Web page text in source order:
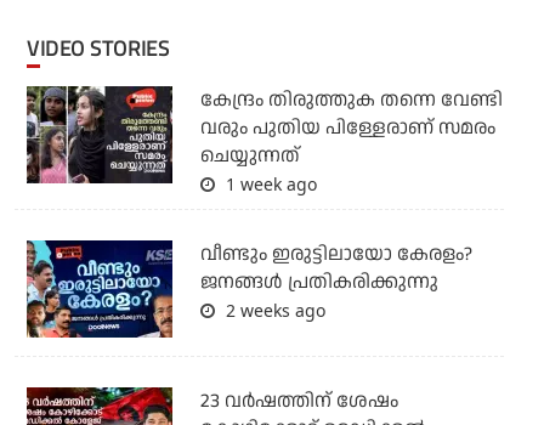
VIDEO STORIES
കേന്ദ്രം തിരുത്തുക തന്നെ വേണ്ടി
വരും പുതിയ പിള്ളേരാണ് സമരം
ചെയ്യുന്നത്
1 week ago
വീണ്ടും ഇരുട്ടിലായോ കേരളം?
ജനങ്ങൾ പ്രതികരിക്കുന്നു
2 weeks ago
23 വർഷത്തിന് ശേഷം